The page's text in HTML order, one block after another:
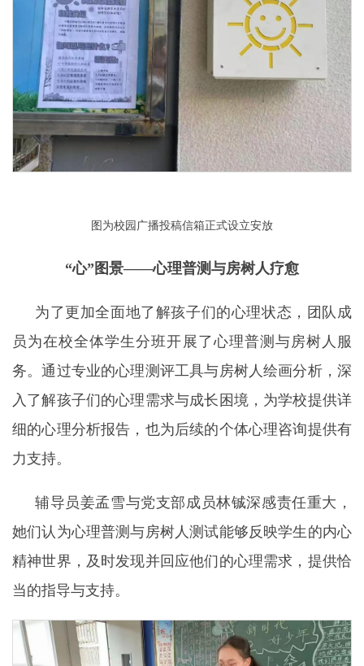
图为校园广播投稿信箱正式设立安放
“心” 图景——心理普测与房树人疗愈
为了更加全面地了解孩子们的心理状态，团队成
员为在校全体学生分班开展了心理普测与房树人服
务。通过专业的心理测评工具与房树人绘画分析，深
入了解孩子们的心理需求与成长困境，为学校提供详
细的心理分析报告，也为后续的个体心理咨询提供有
力支持。
辅导员姜孟雪与党支部成员林铖深感责任重大，
她们认为心理普测与房树人测试能够反映学生的内心
精神世界，及时发现并回应他们的心理需求，提供恰
当的指导与支持。